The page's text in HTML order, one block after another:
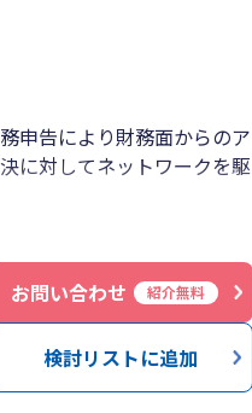
申告により財務面からのア
に対してネットワークを駆
お問い合わせ 紹介無料
検討リストに追加